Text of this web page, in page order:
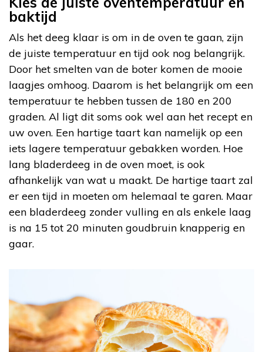
baktijd
Als het deeg klaar is om in de oven te gaan, zijn
de juiste temperatuur en tijd ook nog belangrijk.
Door het smelten van de boter komen de mooie
laagjes omhoog. Daarom is het belangrijk om een
temperatuur te hebben tussen de 180 en 200
graden. Al ligt dit soms ook wel aan het recept en
uw oven. Een hartige taart kan namelijk op een
iets lagere temperatuur gebakken worden. Hoe
lang bladerdeeg in de oven moet, is ook
afhankelijk van wat u maakt. De hartige taart zal
er een tijd in moeten om helemaal te garen. Maar
een bladerdeeg zonder vulling en als enkele laag
is na 15 tot 20 minuten goudbruin knapperig en
gaar.